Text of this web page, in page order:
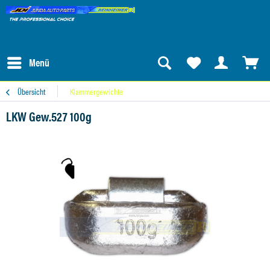
Menü
Übersicht Klammergewichte
LKW Gew.527 100g